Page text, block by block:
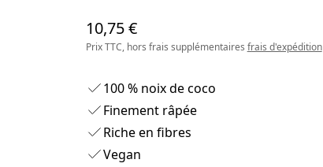
10,75 €
Prix TTC, hors frais supplémentaires frais d'expédition
100 % noix de coco
Finement râpée
Riche en fibres
Vegan